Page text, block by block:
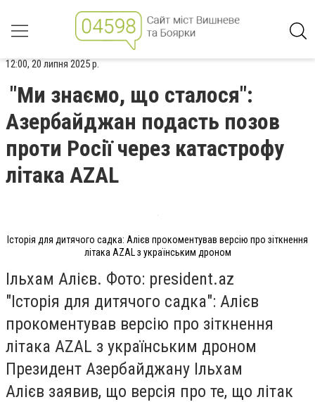
12:00, 20 липня 2025 р.
"Ми знаємо, що сталося":
Азербайджан подасть позов
проти Росії через катастрофу
літака AZAL
Історія для дитячого садка: Алієв прокоментував версію про зіткнення
літака AZAL з українським дроном
Ільхам Алієв. Фото: president.az
"Історія для дитячого садка": Алієв
прокоментував версію про зіткнення
літака AZAL з українським дроном
Президент Азербайджану Ільхам
Алієв заявив, що версія про те, що літак